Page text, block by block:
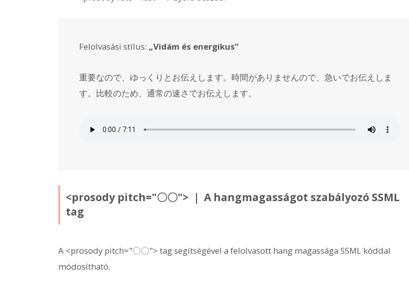
Felolvasási stílus: „Vidám és energikus”
重要なので、ゆっくりとお伝えします。 時間がありませんので、急いでお伝えしま
す。 比較のため、通常の速さでお伝えします。
<prosody pitch="〇〇"> ｜ A hangmagasságot szabályozó SSML
tag
A <prosody pitch="〇〇"> tag segítségével a felolvasott hang magassága SSML kóddal
módosítható.